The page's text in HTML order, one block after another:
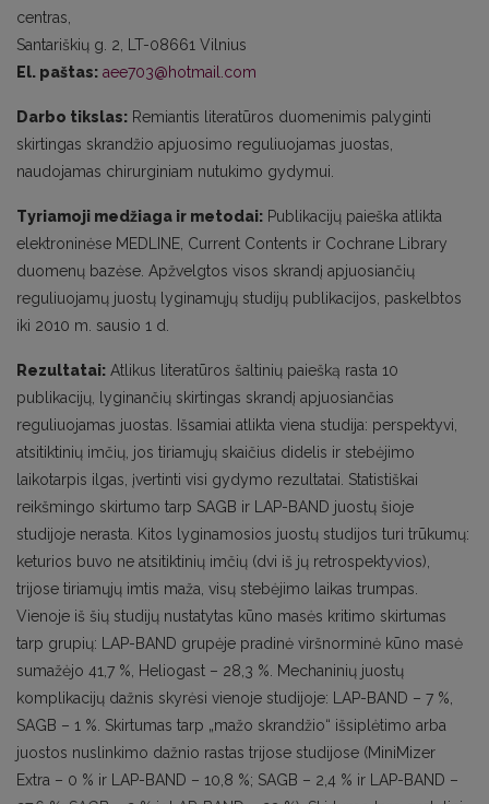
centras,
Santariškių g. 2, LT-08661 Vilnius
El. paštas: aee703@hotmail.com
Darbo tikslas: Remiantis literatūros duomenimis palyginti
skirtingas skrandžio apjuosimo reguliuojamas juostas,
naudojamas chirurginiam nutukimo gydymui.
Tyriamoji medžiaga ir metodai: Publikacijų paieška atlikta
elektroninėse MEDLINE, Current Contents ir Cochrane Library
duomenų bazėse. Apžvelgtos visos skrandį apjuosiančių
reguliuojamų juostų lyginamųjų studijų publikacijos, paskelbtos
iki 2010 m. sausio 1 d.
Rezultatai: Atlikus literatūros šaltinių paiešką rasta 10
publikacijų, lyginančių skirtingas skrandį apjuosiančias
reguliuojamas juostas. Išsamiai atlikta viena studija: perspektyvi,
atsitiktinių imčių, jos tiriamųjų skaičius didelis ir stebėjimo
laikotarpis ilgas, įvertinti visi gydymo rezultatai. Statistiškai
reikšmingo skirtumo tarp SAGB ir LAP-BAND juostų šioje
studijoje nerasta. Kitos lyginamosios juostų studijos turi trūkumų:
keturios buvo ne atsitiktinių imčių (dvi iš jų retrospektyvios),
trijose tiriamųjų imtis maža, visų stebėjimo laikas trumpas.
Vienoje iš šių studijų nustatytas kūno masės kritimo skirtumas
tarp grupių: LAP-BAND grupėje pradinė viršnorminė kūno masė
sumažėjo 41,7 %, Heliogast – 28,3 %. Mechaninių juostų
komplikacijų dažnis skyrėsi vienoje studijoje: LAP-BAND – 7 %,
SAGB – 1 %. Skirtumas tarp „mažo skrandžio“ išsiplėtimo arba
juostos nuslinkimo dažnio rastas trijose studijose (MiniMizer
Extra – 0 % ir LAP-BAND – 10,8 %; SAGB – 2,4 % ir LAP-BAND –